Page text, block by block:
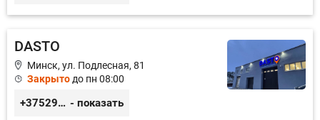
DASTO
Минск, ул. Подлесная, 81
Закрытодо пн 08:00
+375296606560 - показать